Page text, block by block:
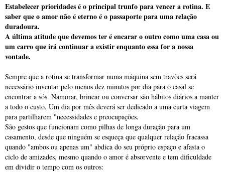
Estabelecer prioridades é o principal trunfo para vencer a rotina. E
saber que o amor não é eterno é o passaporte para uma relação
duradoura.
A última atitude que devemos ter é encarar o outro como uma casa ou
um carro que irá continuar a existir enquanto essa for a nossa
vontade.
Sempre que a rotina se transformar numa máquina sem travões será
necessário inventar pelo menos dez minutos por dia para o casal se
encontrar a sós. Namorar, brincar ou conversar são hábitos diários a manter
a todo o custo. Um dia por mês deverá ser dedicado a uma curta viagem
para partilharem "necessidades e preocupações.
São gestos que funcionam como pilhas de longa duração para um
casamento, desde que ninguém se esqueça que qualquer relação fracassa
quando "ambos ou apenas um" abdica do seu próprio espaço e afasta o
ciclo de amizades, mesmo quando o amor é absorvente e tem dificuldade
em dividir o tempo com os outros: